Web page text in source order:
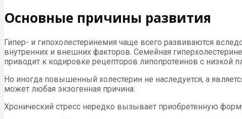
Основные причины развития
Гипер- и гипохолестеринемия чаще всего развиваются
внутренних и внешних факторов. Семейная
приводит к кодировке рецепторов липопротеинов с низкой
Но иногда повышенный холестерин не наследуется, а
может любая экзогенная причина:
Хронический стресс нередко вызывает приобретенную